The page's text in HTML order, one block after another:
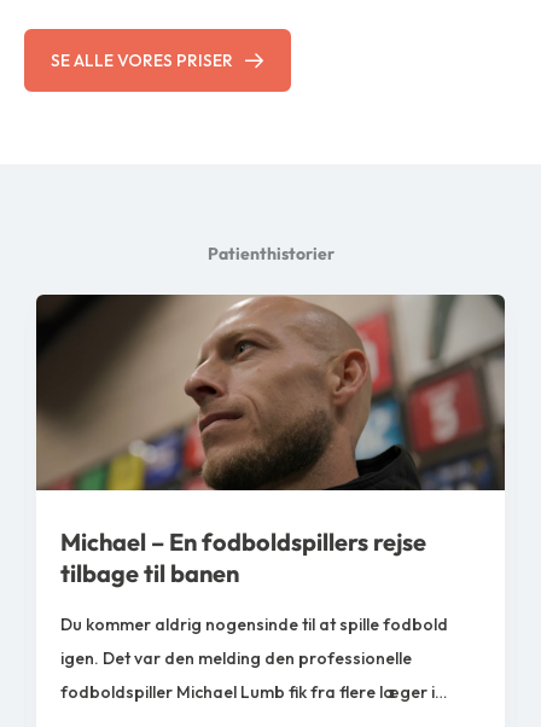
SE ALLE VORES PRISER
Patienthistorier
Michael – En fodboldspillers rejse
tilbage til banen
Du kommer aldrig nogensinde til at spille fodbold
igen. Det var den melding den professionelle
fodboldspiller Michael Lumb fik fra flere læger i